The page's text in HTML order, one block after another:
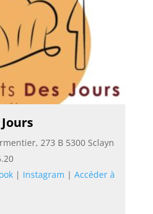
273 B 5300 Sclayn
| Instagram | Accéder à